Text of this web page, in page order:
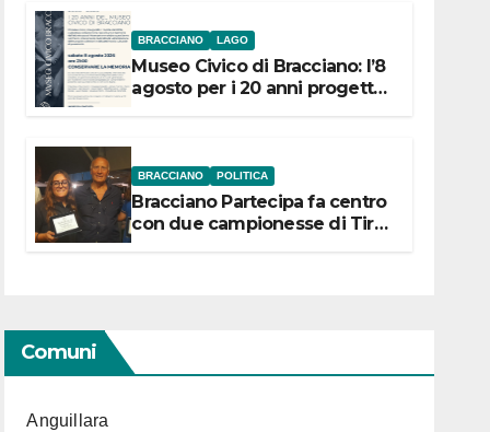
BRACCIANO LAGO
Museo Civico di Bracciano: l’8
agosto per i 20 anni progetto
BRACCIANO POLITICA
Bracciano Partecipa fa centro
con due campionesse di Tiro
Comuni
Anguillara